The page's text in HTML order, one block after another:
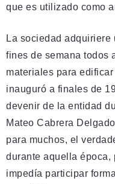
que es utilizado como
La sociedad
fines de semana todos
materiales para
inauguró a finales de
devenir de la entidad
Mateo Cabrera
para muchos, el
durante aquella
impedía participar